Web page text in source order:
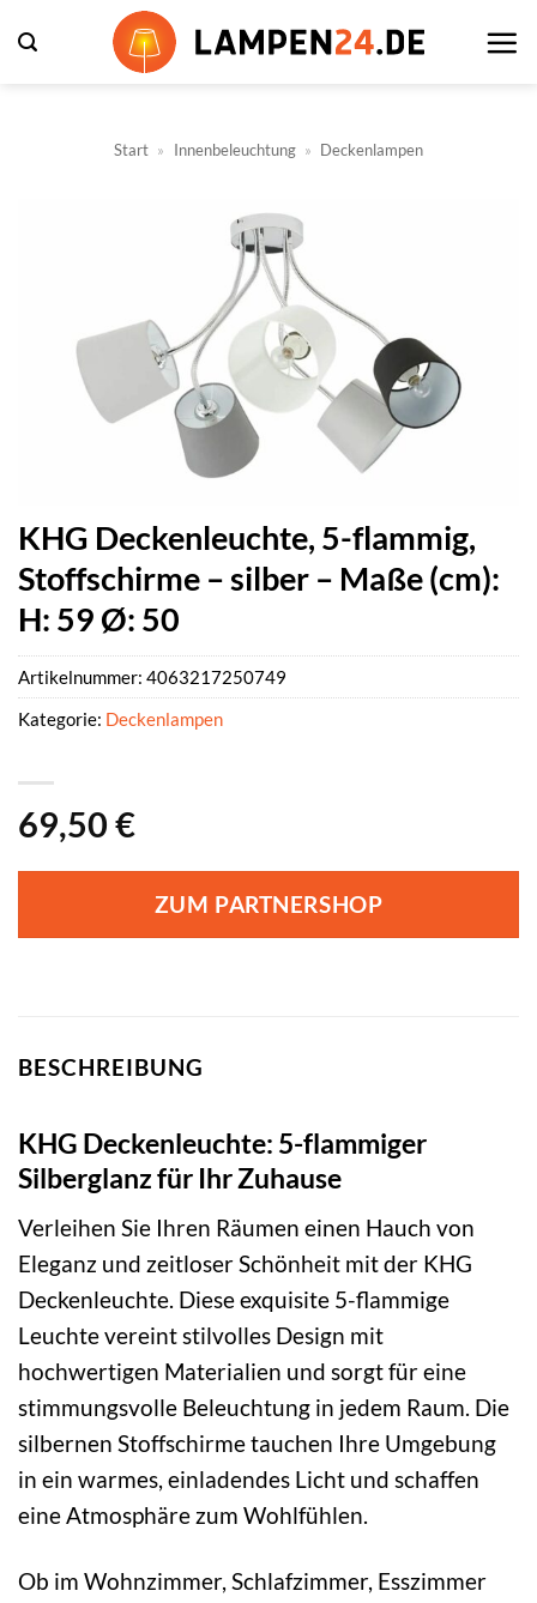
Inhalt
Start » Innenbeleuchtung » Deckenlampen
KHG Deckenleuchte, 5-flammig,
Stoffschirme – silber – Maße (cm):
H: 59 Ø: 50
69,50 €
ZUM PARTNERSHOP
Artikelnummer: 4063217250749
Kategorie: Deckenlampen
BESCHREIBUNG
KHG Deckenleuchte: 5-flammiger
Silberglanz für Ihr Zuhause
Verleihen Sie Ihren Räumen einen Hauch von
Eleganz und zeitloser Schönheit mit der KHG
Deckenleuchte. Diese exquisite 5-flammige
Leuchte vereint stilvolles Design mit
hochwertigen Materialien und sorgt für eine
stimmungsvolle Beleuchtung in jedem Raum. Die
silbernen Stoffschirme tauchen Ihre Umgebung
in ein warmes, einladendes Licht und schaffen
eine Atmosphäre zum Wohlfühlen.
Ob im Wohnzimmer, Schlafzimmer, Esszimmer